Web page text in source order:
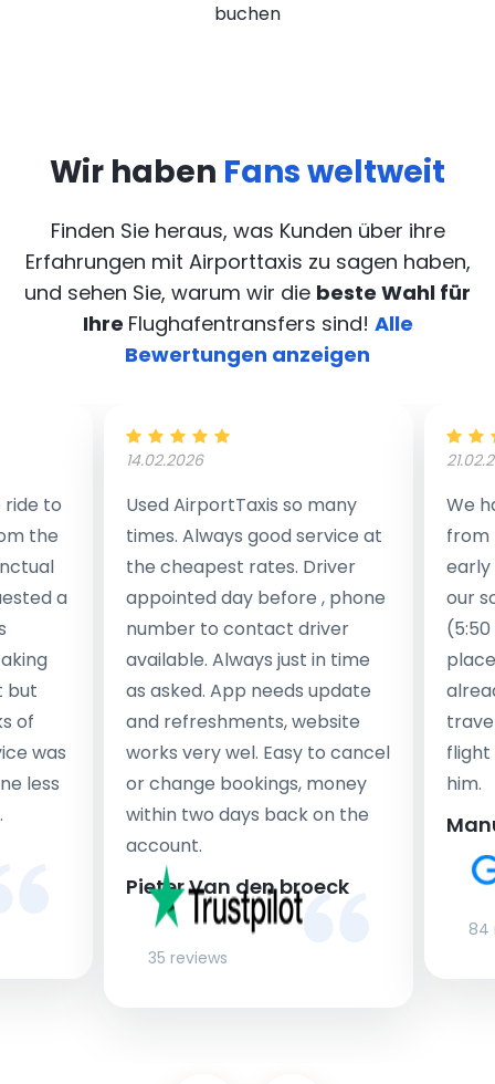
buchen
Wir haben Fans weltweit
Finden Sie heraus, was Kunden über ihre
Erfahrungen mit Airporttaxis zu sagen haben,
und sehen Sie, warum wir die beste Wahl für
Ihre Flughafentransfers sind! Alle
Bewertungen anzeigen
to
the
a
but
of
was
less
14.02.2026
Used AirportTaxis so many
times. Always good service at
the cheapest rates. Driver
appointed day before , phone
number to contact driver
available. Always just in time
as asked. App needs update
and refreshments, website
works very wel. Easy to cancel
or change bookings, money
within two days back on the
account.
Pieter Van den broeck
35 reviews
We
from
early
our
flight
him.
84